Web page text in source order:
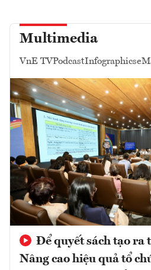
Multimedia
VnE TVPodcastInfographics
Để quyết sách tạo ra
Nâng cao hiệu quả tổ